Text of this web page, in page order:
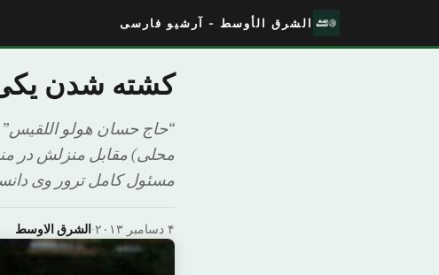
الشرق الأوسط - آرشیو فارسی
کشته شدن یکی
“حاج حسان هولو
محلی) مقابل منزلش در
مسئول کامل ترور وی
الشرق الاوسط· ۴ دسامبر ۲۰۱۳